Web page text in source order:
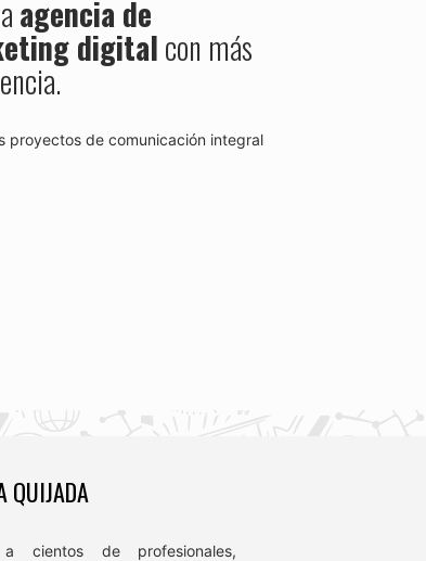
agencia de
digitalcon más
proyectos de comunicación integral
QUIJADA
cientos de profesionales,